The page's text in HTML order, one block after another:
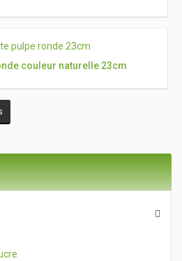
couleur naturelle 23cm